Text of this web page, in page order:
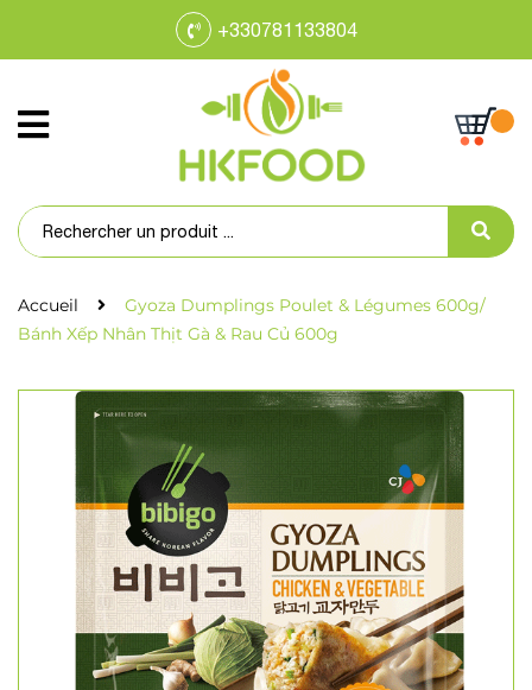
+330781133804
Accueil
Gyoza Dumplings Poulet & Légumes 600g/
Bánh Xếp Nhân Thịt Gà & Rau Củ 600g